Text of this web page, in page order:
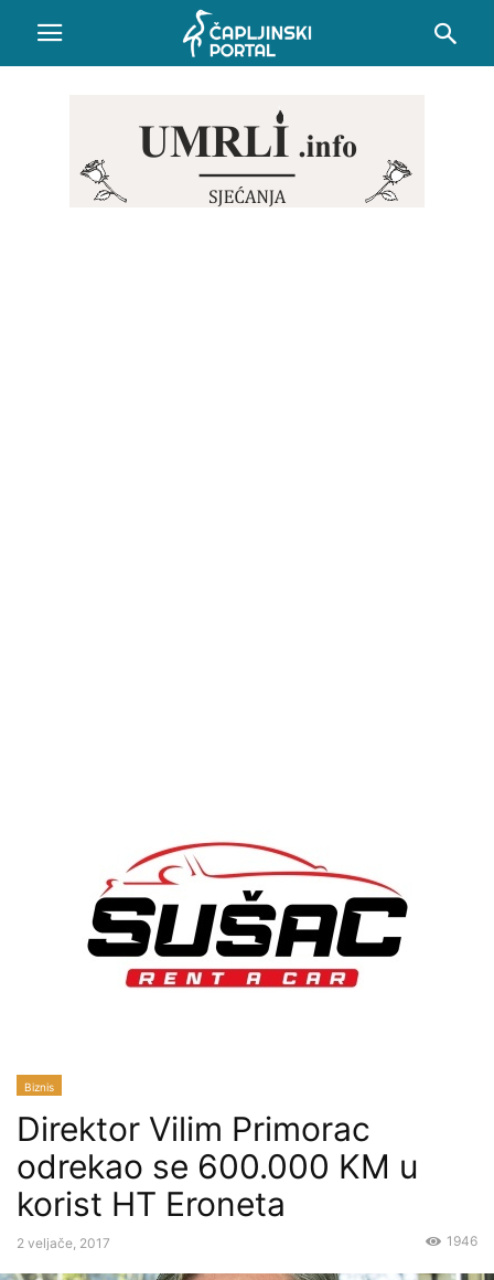
Biznis
Direktor Vilim Primorac
odrekao se 600.000 KM u
korist HT Eroneta
2 veljače, 2017 1946